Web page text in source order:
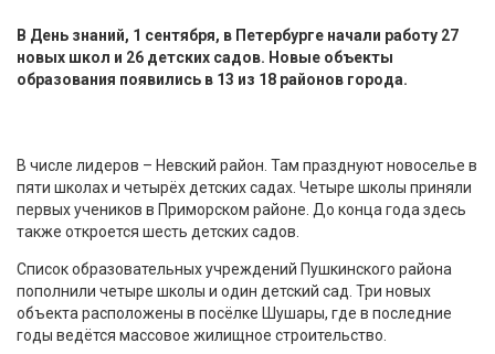
В День знаний, 1 сентября, в Петербурге начали работу 27
новых школ и 26 детских садов. Новые объекты
образования появились в 13 из 18 районов города.
В числе лидеров – Невский район. Там празднуют новоселье в
пяти школах и четырёх детских садах. Четыре школы приняли
первых учеников в Приморском районе. До конца года здесь
также откроется шесть детских садов.
Список образовательных учреждений Пушкинского района
пополнили четыре школы и один детский сад. Три новых
объекта расположены в посёлке Шушары, где в последние
годы ведётся массовое жилищное строительство.